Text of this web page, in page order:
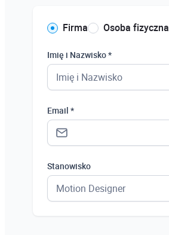
Firma Osoba fizyczna
Imię i Nazwisko *
Email *
Stanowisko